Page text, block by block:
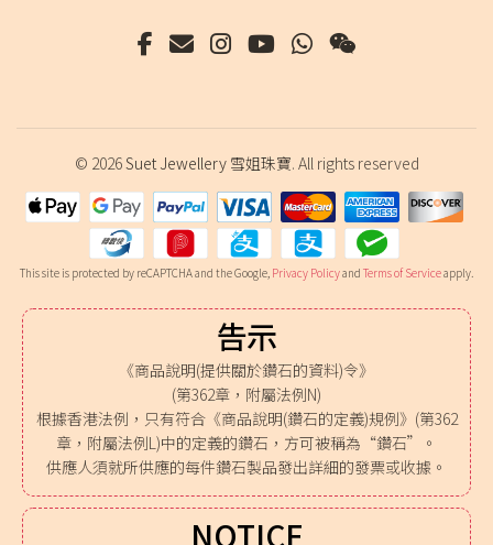
© 2026Suet Jewellery 雪姐珠寶. All rights reserved
This site is protected by reCAPTCHA and the Google, Privacy Policyand Terms of Serviceapply.
告示
《商品說明(提供關於鑽石的資料)令》
(第362章，附屬法例N)
根據香港法例，只有符合《商品說明(鑽石的定義)規例》(第362
章，附屬法例L)中的定義的鑽石，方可被稱為“鑽石”。
供應人須就所供應的每件鑽石製品發出詳細的發票或收據。
NOTICE